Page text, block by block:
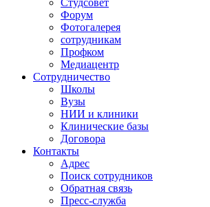
Студсовет
Форум
Фотогалерея
сотрудникам
Профком
Медиацентр
Сотрудничество
Школы
Вузы
НИИ и клиники
Клинические базы
Договора
Контакты
Адрес
Поиск сотрудников
Обратная связь
Пресс-служба